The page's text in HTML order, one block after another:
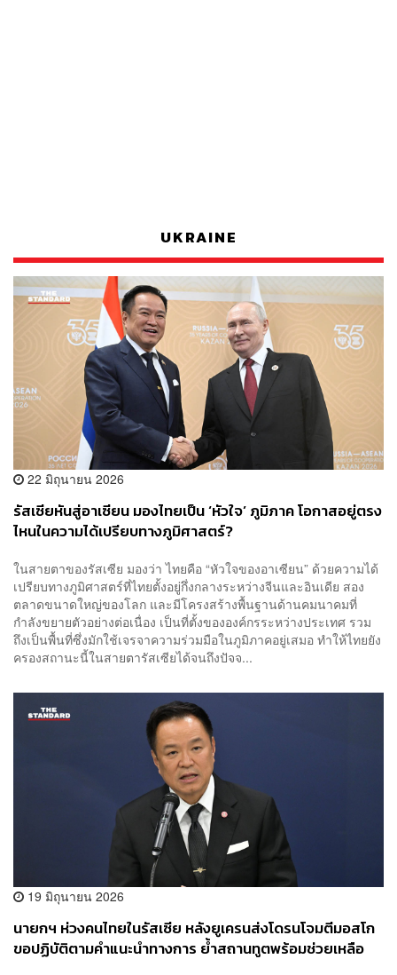
UKRAINE
22 มิถุนายน 2026
รัสเซียหันสู่อาเซียน มองไทยเป็น ‘หัวใจ’ ภูมิภาค โอกาสอยู่ตรง
ไหนในความได้เปรียบทางภูมิศาสตร์?
ในสายตาของรัสเซีย มองว่า ไทยคือ “หัวใจของอาเซียน” ด้วยความได้
เปรียบทางภูมิศาสตร์ที่ไทยตั้งอยู่กึ่งกลางระหว่างจีนและอินเดีย สอง
ตลาดขนาดใหญ่ของโลก และมีโครงสร้างพื้นฐานด้านคมนาคมที่
กำลังขยายตัวอย่างต่อเนื่อง เป็นที่ตั้งขององค์กรระหว่างประเทศ รวม
ถึงเป็นพื้นที่ซึ่งมักใช้เจรจาความร่วมมือในภูมิภาคอยู่เสมอ ทำให้ไทยยัง
ครองสถานะนี้ในสายตารัสเซียได้จนถึงปัจจ...
19 มิถุนายน 2026
นายกฯ ห่วงคนไทยในรัสเซีย หลังยูเครนส่งโดรนโจมตีมอสโก
ขอปฏิบัติตามคำแนะนำทางการ ย้ำสถานทูตพร้อมช่วยเหลือ